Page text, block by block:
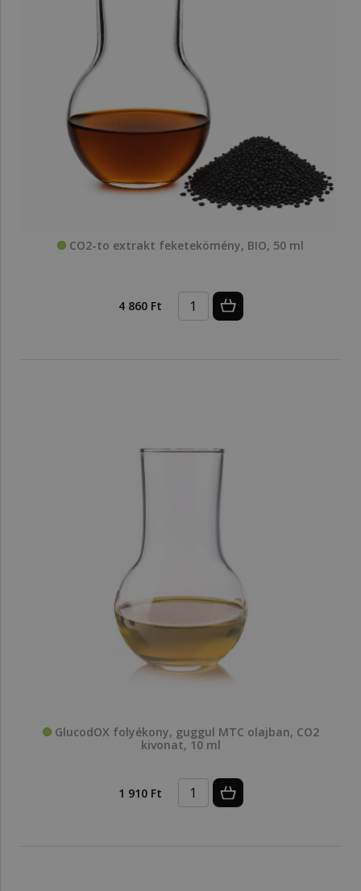
CO2-to extrakt feketekömény, BIO, 50 ml
4 860 Ft
GlucodOX folyékony, guggul MTC olajban, CO2
kivonat, 10 ml
1 910 Ft